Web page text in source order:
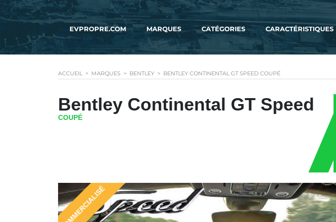
EVPROPRE.COM MARQUES CATÉGORIES CARACTÉRISTIQUES
ACCUEIL > MARQUES > BENTLEY > BENTLEY CONTINENTAL GT SPEED COUPÉ
Bentley Continental GT Speed
COUPÉ
COMMERCIALISÉ